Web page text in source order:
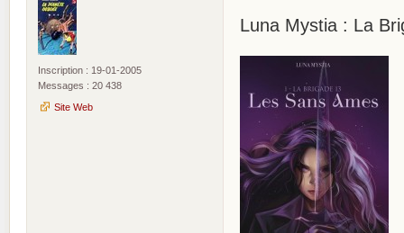
Inscription : 19-01-2005
Messages : 20 438
Site Web
Luna Mystia : La